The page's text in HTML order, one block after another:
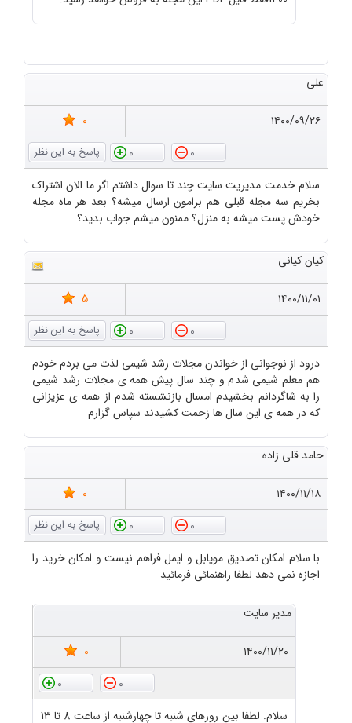
علی
۱۴۰۰/۰۹/۲۶
0
0
0
سلام خدمت مدیریت سایت چند تا سوال داشتم اگر ما الان اشتراک
بخریم سه مجله قبلی هم برامون ارسال میشه؟ بعد هر ماه مجله
خودش پست میشه به منزل؟ ممنون میشم جواب بدید؟
کیان کیانی
۱۴۰۰/۱۱/۰۱
5
0
0
درود از نوجوانی از خواندن مجلات رشد شیمی لذت می بردم خودم
هم معلم شیمی شدم و چند سال پیش همه ی مجلات رشد شیمی
را به شاگردانم بخشیدم امسال بازنشسته شدم از همه ی عزیزانی
که در همه ی این سال ها زحمت کشیدند سپاس گزارم
حامد قلی زاده
۱۴۰۰/۱۱/۱۸
0
0
0
با سلام امکان تصدیق مویابل و ایمل فراهم نیست و امکان خرید را
اجازه نمی دهد لطفا راهنمائی فرمائید
مدیر سایت
۱۴۰۰/۱۱/۲۰
0
0
0
سلام. لطفا بین روزهای شنبه تا چهارشنبه از ساعت 8 تا 13